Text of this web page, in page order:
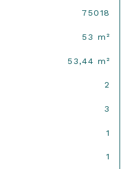
75018
53 m²
53,44 m²
2
3
1
1